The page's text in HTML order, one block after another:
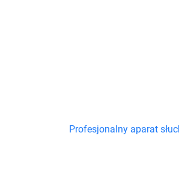
Profesjonalny aparat